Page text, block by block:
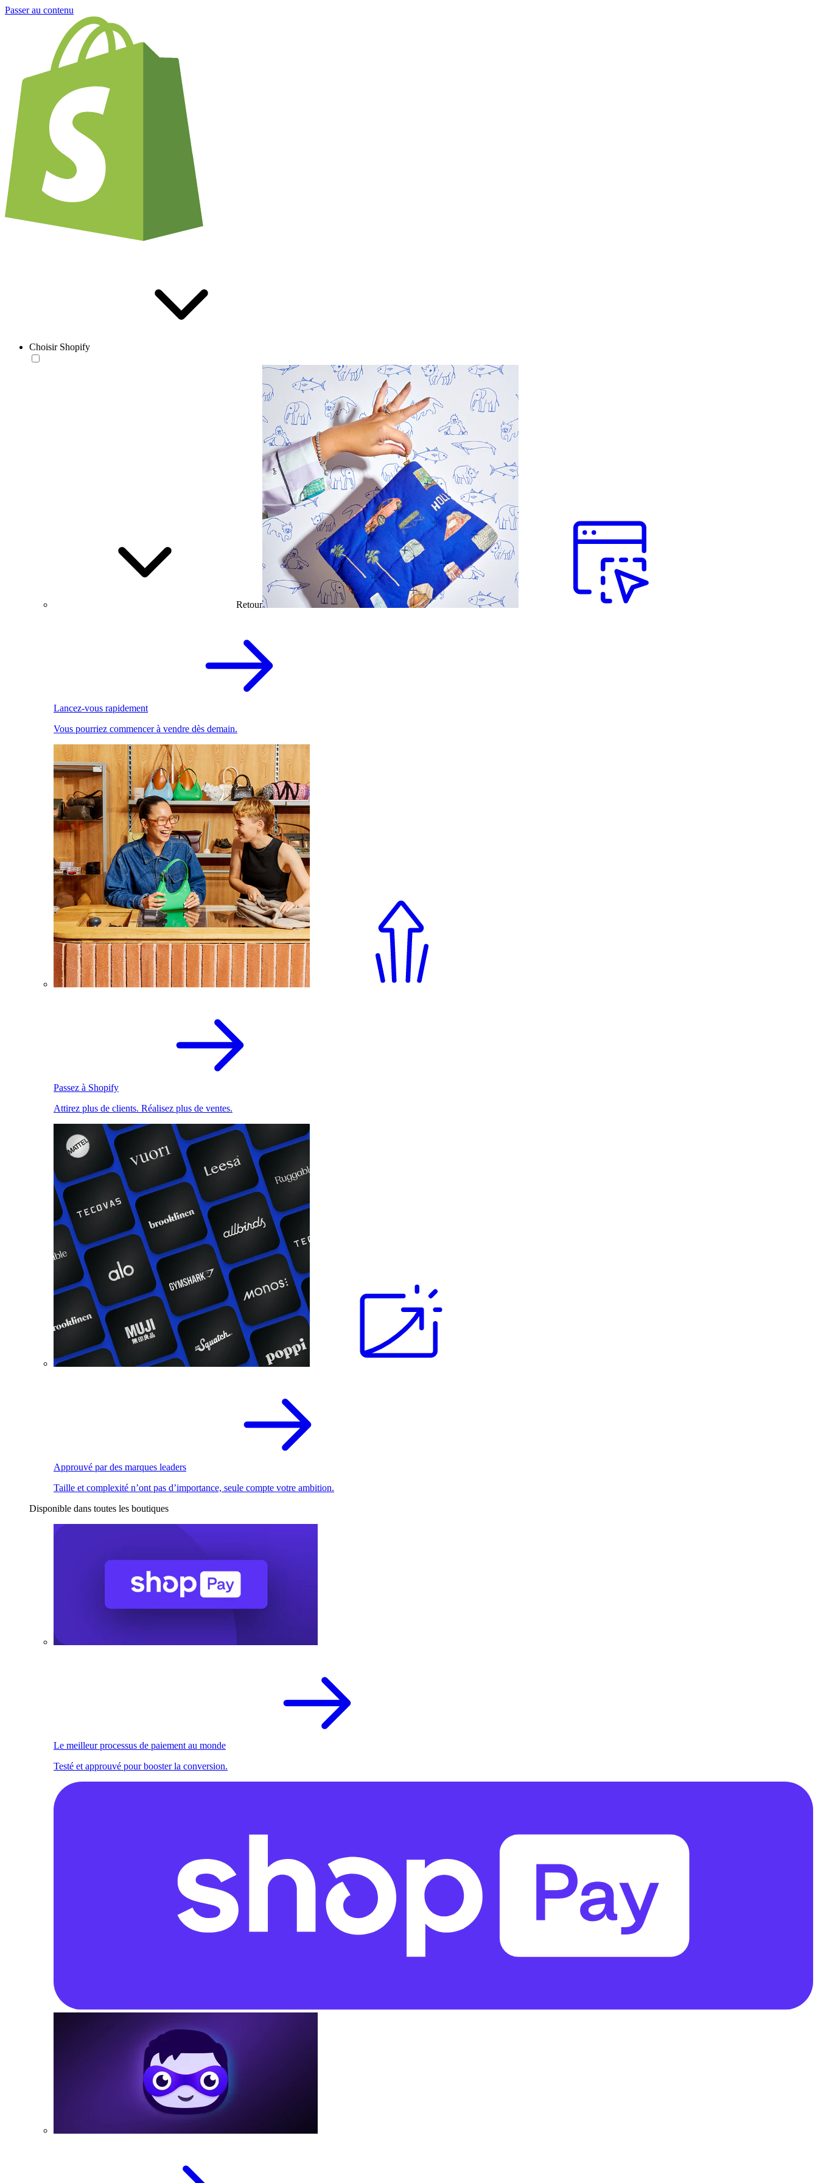
Passer au contenu
Choisir Shopify
Retour
Lancez-vous rapidement
Vous pourriez commencer à vendre dès demain.
Passez à Shopify
Attirez plus de clients. Réalisez plus de ventes.
Approuvé par des marques leaders
Taille et complexité n’ont pas d’importance, seule compte votre ambition.
Disponible dans toutes les boutiques
Le meilleur processus de paiement au monde
Testé et approuvé pour booster la conversion.